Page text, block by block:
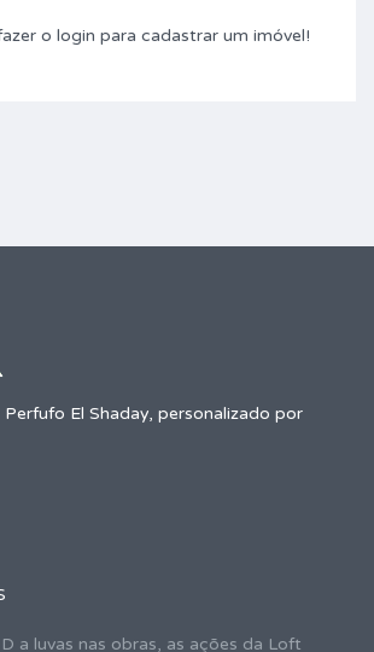
o login para cadastrar um imóvel!
El Shaday, personalizado por
a luvas nas obras, as ações da Loft